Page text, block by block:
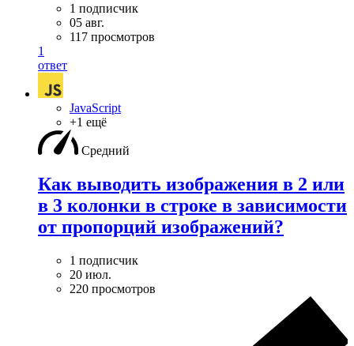
1 подписчик
05 авг.
117 просмотров
1
ответ
JavaScript
+1 ещё
Средний
Как выводить изображения в 2 или
в 3 колонки в строке в зависимости
от пропорций изображений?
1 подписчик
20 июл.
220 просмотров